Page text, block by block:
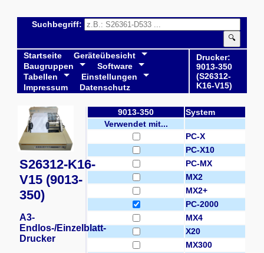
Suchbegriff:
🔍
Startseite
Geräteübesicht
Baugruppen
Software
Tabellen
Einstellungen
Impressum
Datenschutz
Drucker:
9013-350
(S26312-
K16-V15)
9013-350
System
Verwendet mit...
PC-X
PC-X10
PC-MX
MX2
MX2+
PC-2000
MX4
X20
MX300
S26312-K16-
V15 (9013-
350)
A3-
Endlos-/Einzelblatt-
Drucker